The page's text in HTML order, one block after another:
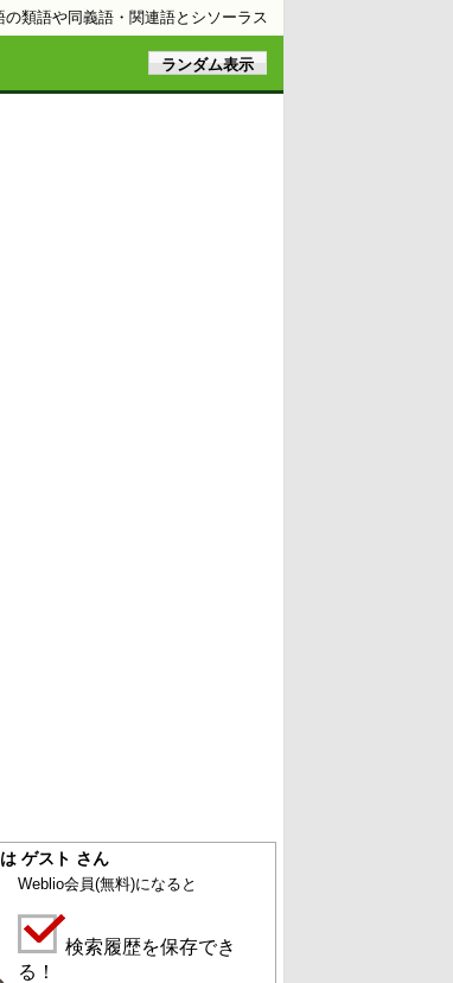
の類語や同義語・関連語とシソーラス
ゲスト さん
Weblio会員(無料)になると
検索履歴を保存でき
る！